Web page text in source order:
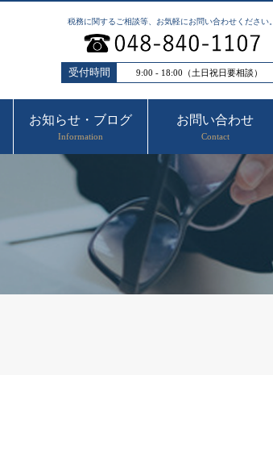
税務に関するご相談等、お気軽にお問い合わせください。
受付時間 9:00 - 18:00（土日祝日要相談）
お知らせ・ブログ
Information
お問い合わせ
Contact